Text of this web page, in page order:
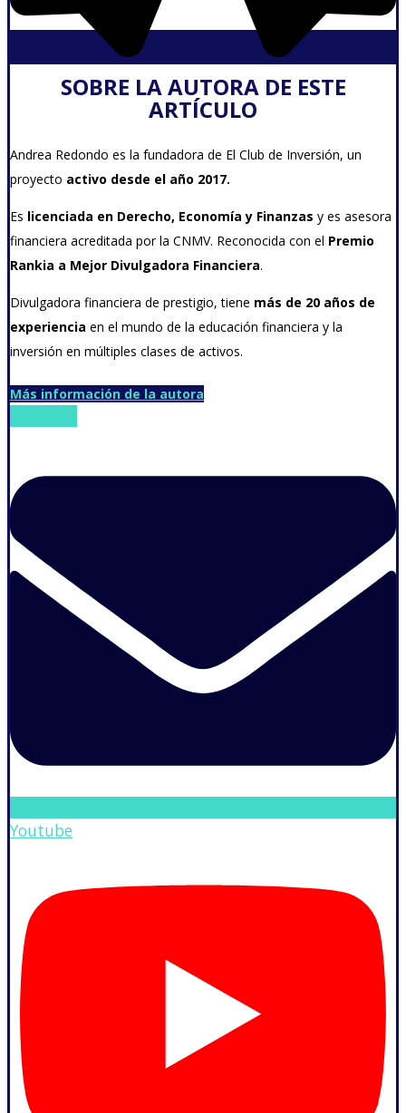
SOBRE LA AUTORA DE ESTE
ARTÍCULO
Andrea Redondo es la fundadora de El Club de Inversión, un
proyecto activo desde el año 2017.
Es licenciada en Derecho, Economía y Finanzas y es asesora
financiera acreditada por la CNMV. Reconocida con el Premio
Rankia a Mejor Divulgadora Financiera.
Divulgadora financiera de prestigio, tiene más de 20 años de
experiencia en el mundo de la educación financiera y la
inversión en múltiples clases de activos.
Más información de la autora
Youtube